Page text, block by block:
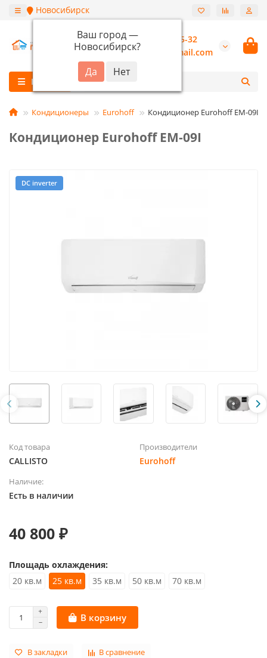
Новосибирск
Ваш город —
Новосибирск?
+7 (913) 987-55-32
burannsk@gmail.com
Каталог
Кондиционеры Eurohoff Кондиционер Eurohoff EM-09I
Кондиционер Eurohoff EM-09I
DC inverter
Код товара
CALLISTO
Производители
Eurohoff
Наличие:
Есть в наличии
40 800 ₽
Площадь охлаждения:
20 кв.м
25 кв.м 35 кв.м 50 кв.м 70 кв.м
В корзину
В закладки В сравнение